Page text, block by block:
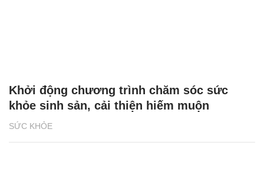
SỨC KHỎE
Khởi động chương trình chăm sóc sức
khỏe sinh sản, cải thiện hiếm muộn